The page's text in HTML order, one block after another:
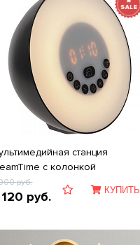
станция
с колонкой
руб.
руб. КУПИТЬ